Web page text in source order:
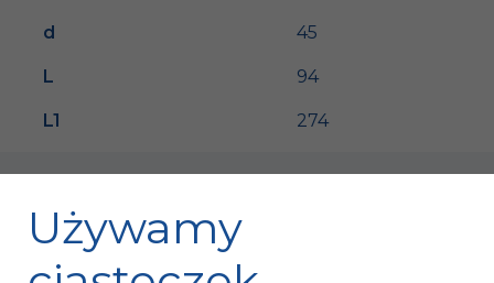
d 45
L 94
L1 274
Używamy